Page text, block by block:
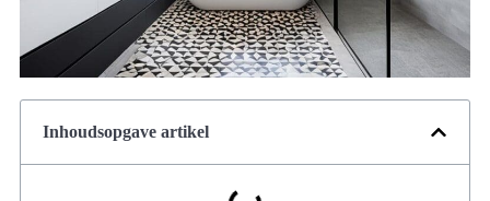
Inhoudsopgave artikel